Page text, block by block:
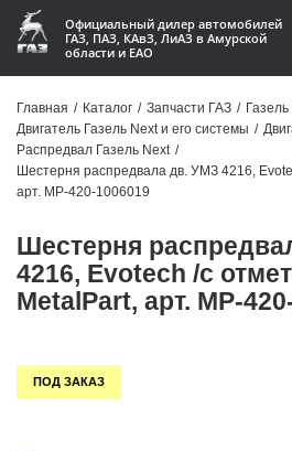
Официальный дилер автомобилей
ГАЗ, ПАЗ, КАвЗ, ЛиАЗ в Амурской
области и ЕАО
Акции
О компании
Контакты
Доставка
Статьи
Главная / Каталог / Запчасти ГАЗ /
Двигатель Газель Next и его системы /
Распредвал Газель Next /
Шестерня распредвала дв. УМЗ 4216,
арт. MP-420-1006019
Шестерня
4216, Evotech /с
MetalPart, арт. MP-
ПОД ЗАКАЗ